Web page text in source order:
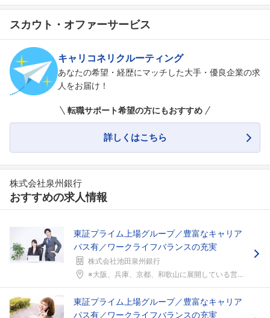
スカウト・オファーサービス
キャリコネリクルーティング
あなたの希望・経歴にマッチした大手・優良企業の求
人をお届け！
転職サポート希望の方にもおすすめ
詳しくはこちら
株式会社泉州銀行
おすすめの求人情報
東証プライム上場グループ／豊富なキャリア
パス有／ワークライフバランスの充実
株式会社池田泉州銀行
※大阪、兵庫、京都、和歌山に展開している営業店のい...
東証プライム上場グループ／豊富なキャリア
パス有／ワークライフバランスの充実